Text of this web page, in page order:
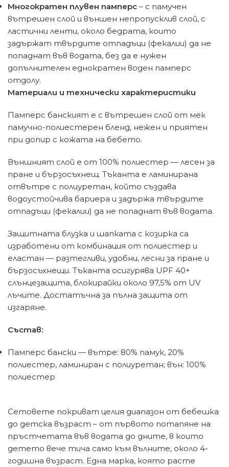
Многократен плувен памперс – с памучен
вътрешен слой и външен непропусклив слой, с
ластични ленти, около бедрата, които
задържат твърдите отпадъци (фекалии) да не
попаднат във водата, без да е нужен
допълнителен еднократен воден памперс
отдолу.
Материали и технически характеристики
Памперс банският е с вътрешен слой от мек
памучно-полиестерен бленд, нежен и приятен
при допир с кожата на бебето.
Външният слой е от 100% полиестер — лесен за
пране и бързосъхнещ. Тъканта е ламинирана
отвътре с полиуретан, който създава
водоустойчива бариера и задържа твърдите
отпадъци (фекалии) да не попаднат във водата.
Защитната блузка и шапката с козирка са
изработени от комбинация от полиестер и
еластан — разтегливи, удобни, лесни за пране и
бързосъхнещи. Тъканта осигурява UPF 40+
слънцезащита, блокирайки около 97,5% от UV
лъчите. Достатъчна за пълна защита от
изгаряне.
Състав:
Памперс бански — вътре: 80% памук, 20%
полиестер, ламиниран с полиуретан; вън: 100%
полиестер
Сетовете покриват целия диапазон от бебешка
до детска възраст – от първото потапяне на
пръстчетата във водата до дните, в които
детето вече тича само към вълните, около 4-
годишна възраст. Една марка, която расте